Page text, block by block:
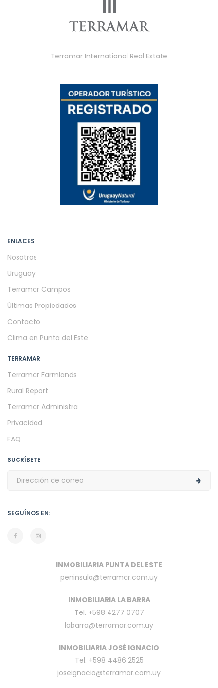
Terramar International Real Estate
ENLACES
Nosotros
Uruguay
Terramar Campos
Últimas Propiedades
Contacto
Clima en Punta del Este
TERRAMAR
Terramar Farmlands
Rural Report
Terramar Administra
Privacidad
FAQ
SUCRÍBETE
SEGUÍNOS EN:
INMOBILIARIA PUNTA DEL ESTE
peninsula@terramar.com.uy
INMOBILIARIA LA BARRA
Tel. +598 4277 0707
labarra@terramar.com.uy
INMOBILIARIA JOSÉ IGNACIO
Tel. +598 4486 2525
joseignacio@terramar.com.uy